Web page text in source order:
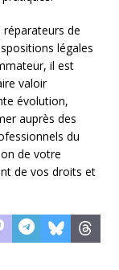
de
légales
il est
valoir
évolution,
auprès des
du
de votre
de vos droits et